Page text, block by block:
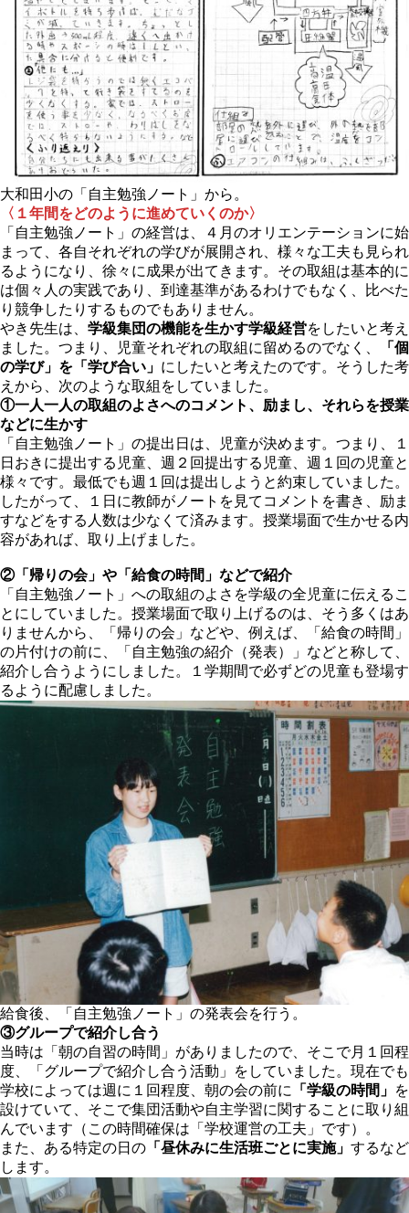
大和田小の「自主勉強ノート」から。
〈１年間をどのように進めていくのか〉
「自主勉強ノート」の経営は、４月のオリエンテーションに始
まって、各自それぞれの学びが展開され、様々な工夫も見られ
るようになり、徐々に成果が出てきます。その取組は基本的に
は個々人の実践であり、到達基準があるわけでもなく、比べた
り競争したりするものでもありません。
やき先生は、 学級集団の機能を生かす学級経営をしたいと考え
ました。つまり、児童それぞれの取組に留めるのでなく、
「個
の学び」を「学び合い」 にしたいと考えたのです。そうした考
えから、次のような取組をしていました。
①一人一人の取組のよさへのコメント、励まし、それらを授業
などに生かす
「自主勉強ノート」の提出日は、児童が決めます。つまり、１
日おきに提出する児童、週２回提出する児童、週１回の児童と
様々です。最低でも週１回は提出しようと約束していました。
したがって、１日に教師がノートを見てコメントを書き、励ま
すなどをする人数は少なくて済みます。授業場面で生かせる内
容があれば、取り上げました。
②「帰りの会」や「給食の時間」などで紹介
「自主勉強ノート」への取組のよさを学級の全児童に伝えるこ
とにしていました。授業場面で取り上げるのは、そう多くはあ
りませんから、「帰りの会」などや、例えば、「給食の時間」
の片付けの前に、「自主勉強の紹介（発表）」などと称して、
紹介し合うようにしました。１学期間で必ずどの児童も登場す
るように配慮しました。
給食後、「自主勉強ノート」の発表会を行う。
③グループで紹介し合う
当時は「朝の自習の時間」がありましたので、そこで月１回程
度、「グループで紹介し合う活動」をしていました。現在でも
学校によっては週に１回程度、朝の会の前に
「学級の時間」 を
設けていて、そこで集団活動や自主学習に関することに取り組
んでいます（この時間確保は「学校運営の工夫」です）。
また、ある特定の日の 「昼休みに生活班ごとに実施」 するなど
します。